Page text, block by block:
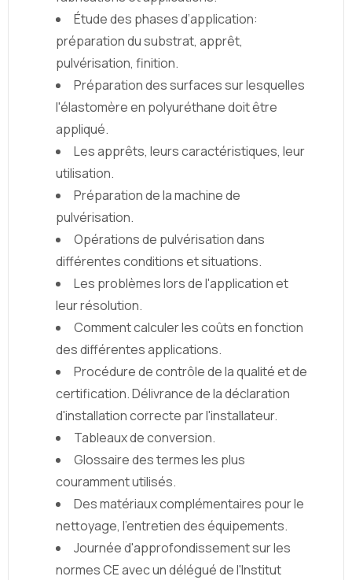
Étude des phases d’application:
préparation du substrat, apprêt,
pulvérisation, finition.
Préparation des surfaces sur lesquelles
l'élastomère en polyuréthane doit être
appliqué.
Les apprêts, leurs caractéristiques, leur
utilisation.
Préparation de la machine de
pulvérisation.
Opérations de pulvérisation dans
différentes conditions et situations.
Les problèmes lors de l'application et
leur résolution.
Comment calculer les coûts en fonction
des différentes applications.
Procédure de contrôle de la qualité et de
certification. Délivrance de la déclaration
d'installation correcte par l'installateur.
Tableaux de conversion.
Glossaire des termes les plus
couramment utilisés.
Des matériaux complémentaires pour le
nettoyage, l'entretien des équipements.
Journée d'approfondissement sur les
normes CE avec un délégué de l'Institut